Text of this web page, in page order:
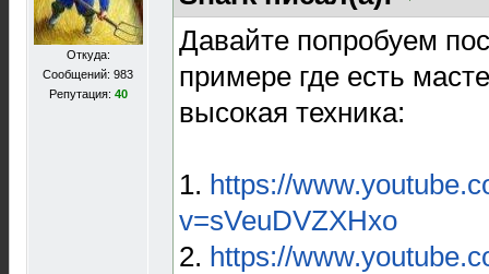
Откуда:
Сообщений: 983
Репутация: 40
Давайте попробуем
примере где есть
высокая техника:
1. https://
v=sVeuDVZXHxo
2. https://